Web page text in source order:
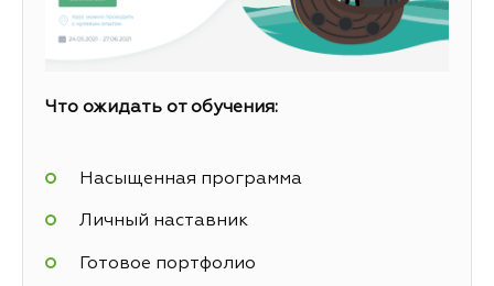
Что ожидать от обучения:
Насыщенная программа
Личный наставник
Готовое портфолио